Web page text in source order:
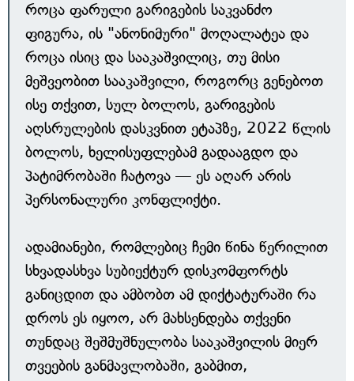
როცა ფარული გარიგების საკვანძო
ფიგურა, ის "ანონიმური" მოღალატეა და
როცა ისიც და სააკაშვილიც, თუ მისი
მეშვეობით სააკაშვილი, როგორც გენებოთ
ისე თქვით, სულ ბოლოს, გარიგების
აღსრულების დასკვნით ეტაპზე, 2022 წლის
ბოლოს, ხელისუფლებამ გადააგდო და
პატიმრობაში ჩატოვა — ეს აღარ არის
პერსონალური კონფლიქტი.
ადამიანები, რომლებიც ჩემი წინა წერილით
სხვადასხვა სუბიექტურ დისკომფორტს
განიცდით და ამბობთ ამ დიქტატურაში რა
დროს ეს იყოო, არ მახსენდება თქვენი
თუნდაც შეშმუშნულობა სააკაშვილის მიერ
თვეების განმავლობაში, გაბმით,